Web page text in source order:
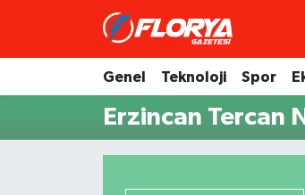
Genel Teknoloji Spor
Erzincan Tercan
Trafik Durumu
Süper Lig Puan Durumu ve Fikstür